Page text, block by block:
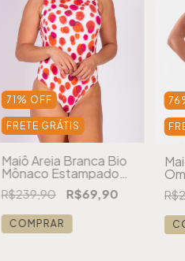
71 % OFF
FRETE GRÁTIS
Maiô Areia Branca Bio
Mônaco Estampado
Vermelho
R$239,90 R$69,90
COMPRAR
76